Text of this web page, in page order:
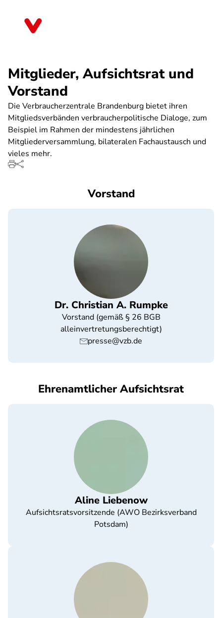
Mitglieder, Aufsichtsrat und
Vorstand
Die Verbraucherzentrale Brandenburg bietet ihren
Mitgliedsverbänden verbraucherpolitische Dialoge, zum
Beispiel im Rahmen der mindestens jährlichen
Mitgliederversammlung, bilateralen Fachaustausch und
vieles mehr.
Vorstand
Dr. Christian A. Rumpke
Vorstand (gemäß § 26 BGB
alleinvertretungsberechtigt)
presse@vzb.de
Ehrenamtlicher Aufsichtsrat
Aline Liebenow
Aufsichtsratsvorsitzende (AWO Bezirksverband
Potsdam)